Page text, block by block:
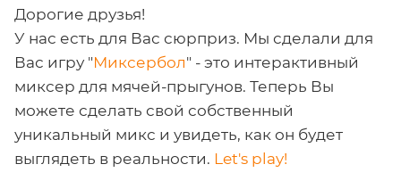
Дорогие друзья!
У нас есть для Вас сюрприз. Мы сделали для
Вас игру "Миксербол" - это интерактивный
миксер для мячей-прыгунов. Теперь Вы
можете сделать свой собственный
уникальный микс и увидеть, как он будет
выглядеть в реальности. Let's play!